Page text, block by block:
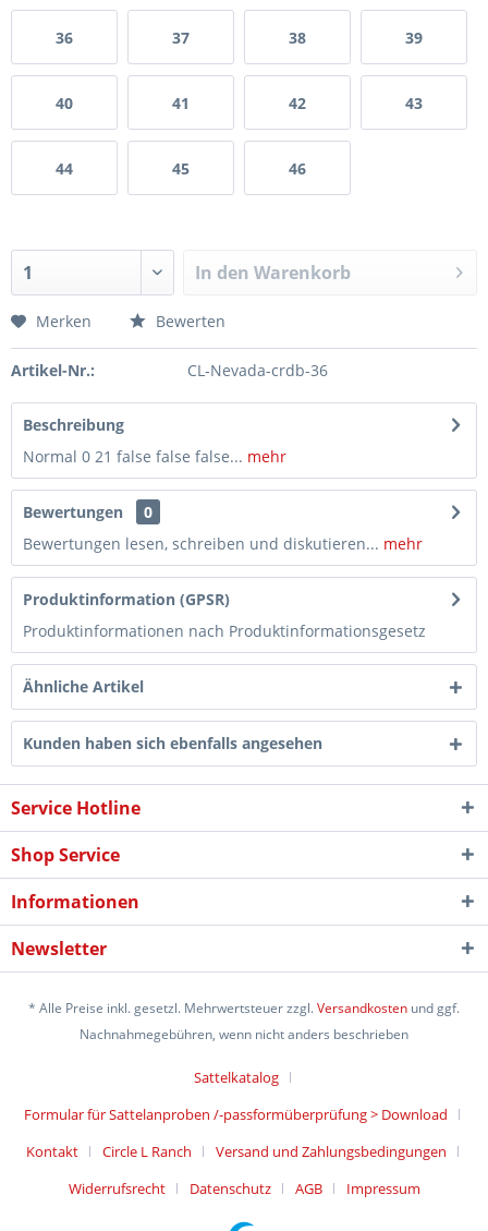
36 37 38 39
40 41 42 43
44 45 46
In den Warenkorb
Merken Bewerten
Artikel-Nr.: CL-Nevada-crdb-36
Beschreibung
Normal 0 21 false false false... mehr
Bewertungen
0
Bewertungen lesen, schreiben und diskutieren... mehr
Produktinformation (GPSR)
Produktinformationen nach Produktinformationsgesetz
Ähnliche Artikel
Kunden haben sich ebenfalls angesehen
Service Hotline
Shop Service
Informationen
Newsletter
* Alle Preise inkl. gesetzl. Mehrwertsteuer zzgl.Versandkosten und ggf.
Nachnahmegebühren, wenn nicht anders beschrieben
Sattelkatalog
Formular für Sattelanproben /-passformüberprüfung > Download
Kontakt
Circle L Ranch
Versand und Zahlungsbedingungen
Widerrufsrecht
Datenschutz AGB Impressum